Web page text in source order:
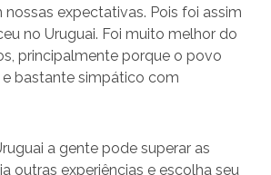
nossas expectativas. Pois foi assim
no Uruguai. Foi muito melhor do
principalmente porque o povo
bastante simpático com
a gente pode superar as
outras experiências e escolha seu